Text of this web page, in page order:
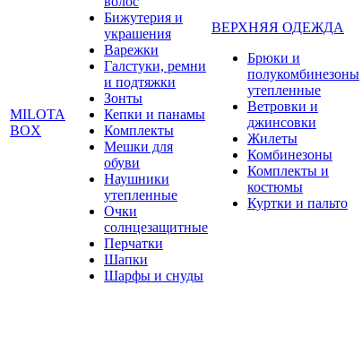
MILOTA
BOX
Бижутерия и
украшения
Варежки
Галстуки, ремни
и подтяжки
Зонты
Кепки и панамы
Комплекты
Мешки для
обуви
Наушники
утепленные
Очки
солнцезащитные
Перчатки
Шапки
Шарфы и снуды
ВЕРХНЯЯ ОДЕЖДА
Брюки и
полукомбинезоны
утепленные
Ветровки и
джинсовки
Жилеты
Комбинезоны
Комплекты и
костюмы
Куртки и пальто